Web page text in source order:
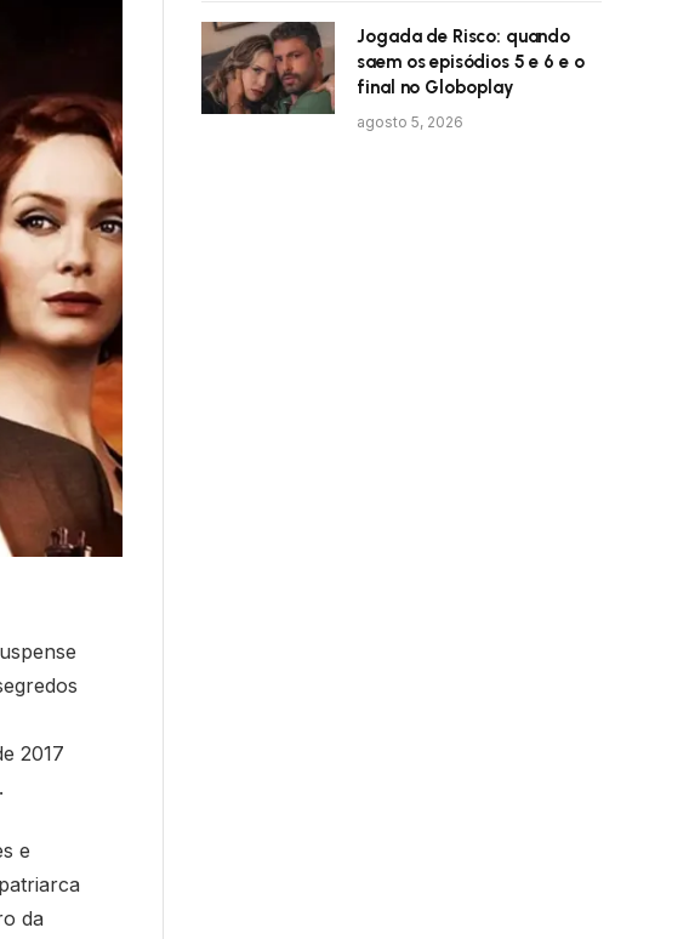
2017
e
da
Jogada de Risco: quando
saem os episódios 5 e 6 e o
final no Globoplay
agosto 5, 2026